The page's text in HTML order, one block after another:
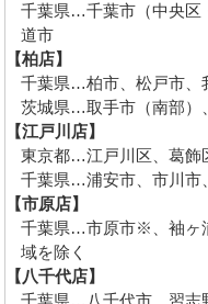
千葉県…千葉市（中央区
道市
【柏店】
千葉県…柏市、松戸市、
茨城県…取手市（南部）
【江戸川店】
東京都…江戸川区、葛飾
千葉県…浦安市、市川市、
【市原店】
千葉県…市原市※、袖
域を除く
【八千代店】